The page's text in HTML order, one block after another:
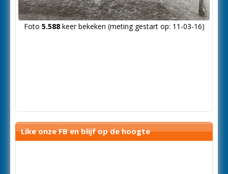
Foto 5.588keer bekeken (meting gestart op: 11-03-16)
Like onze FB en blijf op de hoogte